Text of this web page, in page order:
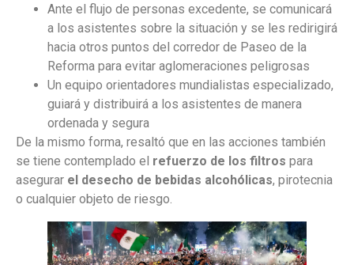
Ante el flujo de personas excedente, se comunicará
a los asistentes sobre la situación y se les redirigirá
hacia otros puntos del corredor de Paseo de la
Reforma para evitar aglomeraciones peligrosas
Un equipo orientadores mundialistas especializado,
guiará y distribuirá a los asistentes de manera
ordenada y segura
De la mismo forma, resaltó que en las acciones también
se tiene contemplado el refuerzo de los filtros para
asegurar el desecho de bebidas alcohólicas, pirotecnia
o cualquier objeto de riesgo.